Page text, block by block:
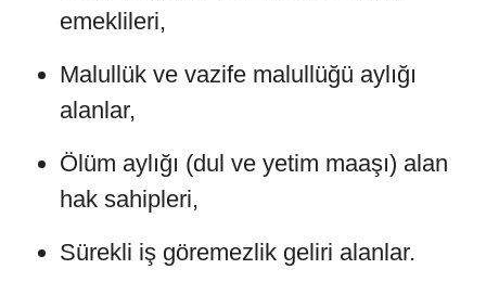
emeklileri,
Malullük ve vazife malullüğü aylığı
alanlar,
Ölüm aylığı (dul ve yetim maaşı) alan
hak sahipleri,
Sürekli iş göremezlik geliri alanlar.